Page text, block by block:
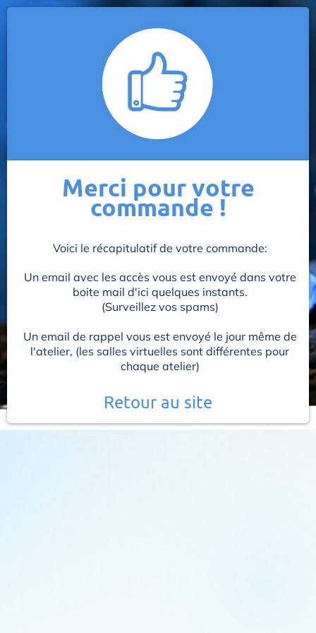
Merci pour votre
commande !
Voici le récapitulatif de votre commande:
Un email avec les accès vous est envoyé dans votre
boite mail d'ici quelques instants.
(Surveillez vos spams)
Un email de rappel vous est envoyé le jour même de
l'atelier, (les salles virtuelles sont différentes pour
chaque atelier)
Retour au site